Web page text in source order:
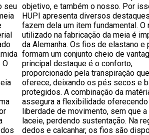
seu
O
objetivo, e também o nosso. Por
HUPI apresenta diversos
fazem dela um item fundamental. O
utilizado na fabricação da meia é
da Alemanha. Os fios de elastano e
formam um conjunto cheio de
principal destaque é o conforto,
proporcionado pela transpiração
oferece, deixando os pés secos e
protegidos. A combinação da
assegura a flexibilidade
liberdade de movimento, sem que a
laceie, perdendo sustentação. Na
dedos e calcanhar, os fios são